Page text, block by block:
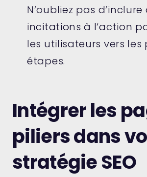
N’oubliez pas d’inclure
incitations à l’action
les utilisateurs vers les
étapes.
Intégrer les
piliers dans
stratégie SEO